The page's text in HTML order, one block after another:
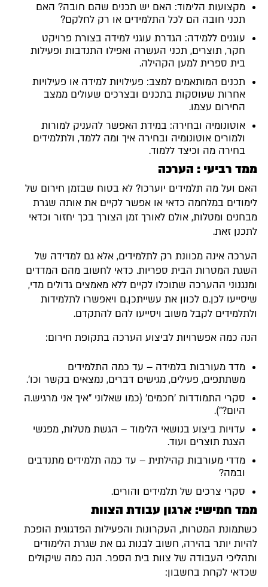
מקצועות הלימוד: האם יש תכנים שהם חובה? האם
תכני חובה הם לכל התלמידים או רק לחלקם?
עוגנים ללמידה: הגדרת עוגני למידה בצורת פרויקט
חקר, תוצרים, תכני העשרה ואפילו התנדבות ופעילות
בית ספרית למען הקהילה.
תכנים המותאמים למצב: פעילויות למידה או פעילויות
אחרות שעוסקות בתכנים ובצרכים שעולים ממצב
החירום עצמו.
אוטונומיה ובחירה: במידת האפשר להעניק למורות
ולמורים אוטונומיה ובחירה איך ומה ללמד, ולתלמידים
בחירה מה וכיצד ללמוד.
ממד רביעי : הערכה
האם ועל מה תלמידים יוערכו? לא בטוח שבזמן חירום של
לימודים במלחמה כדאי או אפשר לקיים את אותה שגרת
מבחנים ומטלות, אולם לאורך זמן הצורך בכך יחזור וכדאי
לתכנן זאת.
הערכה אינה מכוונת רק לתלמידים, אלא גם למדידה של
השגת המטרות הבית ספריות. כדאי לחשוב מהם המדדים
ומנגנוני ההערכה שתוכלו לקיים ללא מאמצים גדולים מדי,
שיסייעו לכן.ם לכוון את עשייתכן.ם ויאפשרו לתלמידות
ולתלמידים לקבל משוב ויסייעו להם להתקדם.
הנה כמה אפשרויות לביצוע הערכה בתקופת חירום:
מדד מעורבות בלמידה – עד כמה התלמידים
משתתפים, פעילים, מגישים דברים, נמצאים בקשר וכו'.
סקרי התמודדות 'חכמים' (כמו שאלוני "איך אני מרגיש.ה
היום?").
עדויות ביצוע בנושאי הלימוד – הגשת מטלות, מפגשי
הצגת תוצרים ועוד.
מדדי מעורבות קהילתית – עד כמה תלמידים מתנדבים
ובמה?
סקרי צרכים של תלמידים והורים.
ממד חמישי: ארגון עבודת הצוות
כשתמונת המטרות, העקרונות והפעילות הפדגוגית הופכת
להיות יותר בהירה, חשוב לבנות גם את שגרת הלימודים
ותהליכי העבודה של צוות בית הספר. הנה כמה שיקולים
שכדאי לקחת בחשבון: